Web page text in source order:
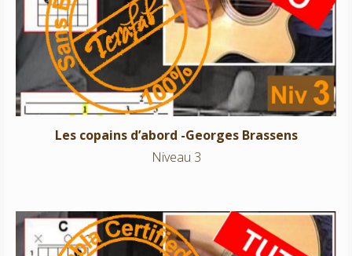
Les copains d’abord -Georges Brassens
Niveau 3
Les copains d’abord -Georges Brassens
Niveau 3